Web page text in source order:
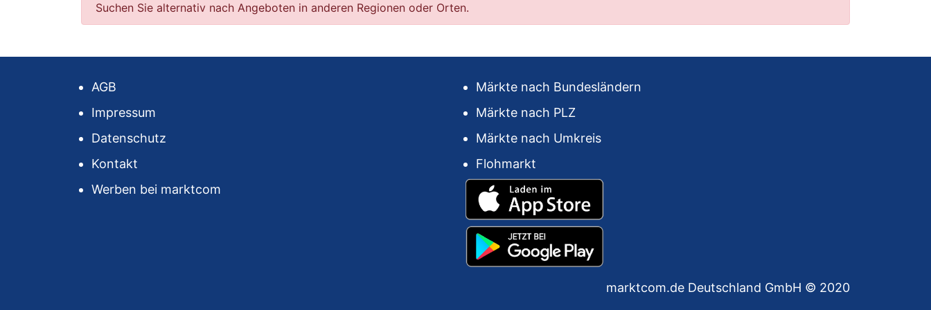
Suchen Sie alternativ nach Angeboten in anderen Regionen oder Orten.
AGB
Impressum
Datenschutz
Kontakt
Werben bei marktcom
Märkte nach Bundesländern
Märkte nach PLZ
Märkte nach Umkreis
Flohmarkt
marktcom.de Deutschland GmbH © 2020